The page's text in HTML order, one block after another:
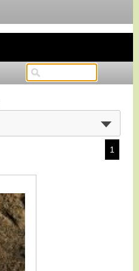
1